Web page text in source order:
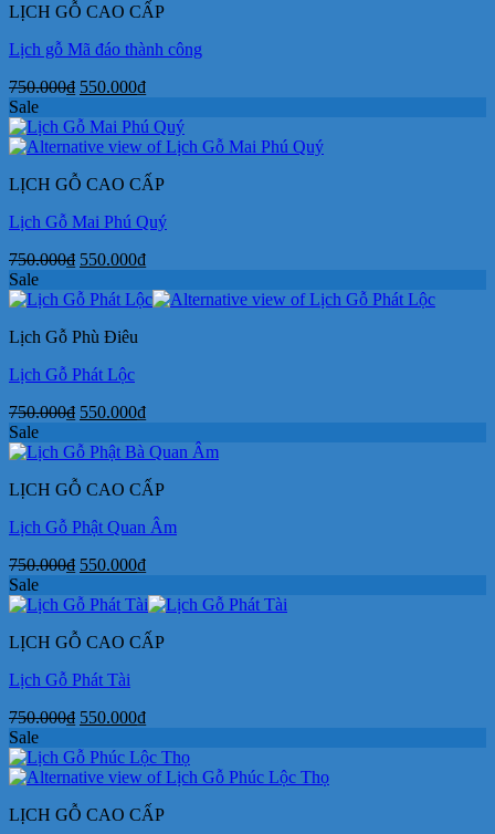
LỊCH GỖ CAO CẤP
Lịch gỗ Mã đáo thành công
750.000₫ Giá
là:
750.000₫.
550.000₫Giá
tại
là:
Sale
LỊCH GỖ CAO CẤP
Lịch Gỗ Mai Phú Quý
750.000₫ Giá
là:
550.000₫Giá
tại
Sale
Lịch Gỗ Phù Điêu
Lịch Gỗ Phát Lộc
750.000₫ Giá
là:
550.000₫Giá
tại
550.000₫.
Sale
LỊCH GỖ CAO CẤP
Lịch Gỗ Phật Quan Âm
750.000₫ Giá
là:
550.000₫Giá
tại
550.000₫.
Sale
LỊCH GỖ CAO CẤP
Lịch Gỗ Phát Tài
750.000₫ Giá
là:
750.000₫.
550.000₫Giá
tại
là:
Sale
LỊCH GỖ CAO CẤP